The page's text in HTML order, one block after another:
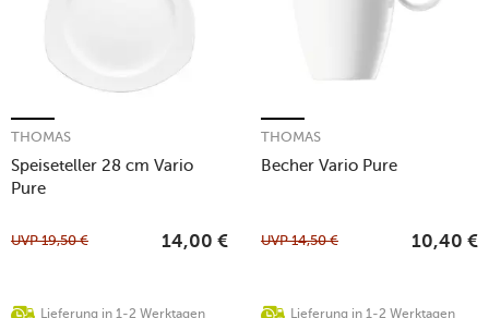
Speiseteller 28 cm Vario
Pure
THOMAS
Lieferung in 1-2 Werktagen
UVP19,50 € 14,00 €
Becher Vario Pure
THOMAS
Lieferung in 1-2 Werktagen
UVP14,50 € 10,40 €